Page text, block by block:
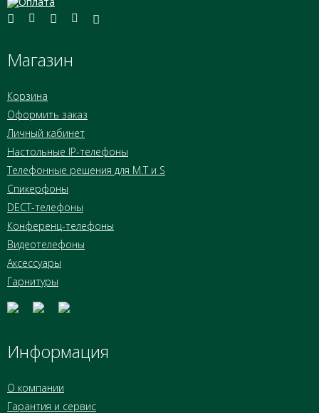
Магазин
Корзина
Оформить заказ
Личный кабинет
Настольные IP-телефоны
Телефонные решения для M.T и S
Спикерфоны
DECT-телефоны
Конференц-телефоны
Видеотелефоны
Аксессуары
Гарнитуры
Информация
О компании
Гарантия и сервис